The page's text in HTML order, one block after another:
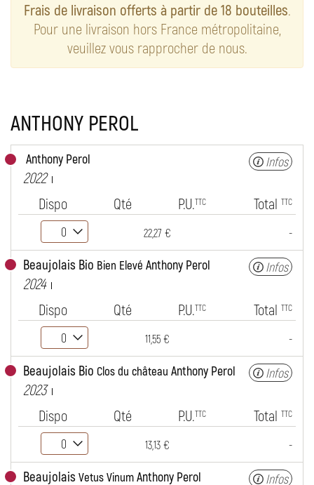
Frais de livraison offerts à partir de 18 bouteilles.
Pour une livraison hors France métropolitaine,
veuillez vous rapprocher de nous.
ANTHONY PEROL
Anthony Perol
2022
Infos
Dispo Qté P.U.TTC Total TTC
22,27 € -
Beaujolais Bio Bien Elevé Anthony Perol
2024
Infos
Dispo Qté P.U.TTC Total TTC
11,55 € -
Beaujolais Bio Clos du château Anthony Perol
2023
Infos
Dispo Qté P.U.TTC Total TTC
13,13 € -
Beaujolais Vetus Vinum Anthony Perol Infos